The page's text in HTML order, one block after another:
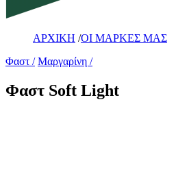
ΑΡΧΙΚΗ /ΟΙ ΜΑΡΚΕΣ ΜΑΣ
Φαστ
Μαργαρίνη
Φαστ Soft Light